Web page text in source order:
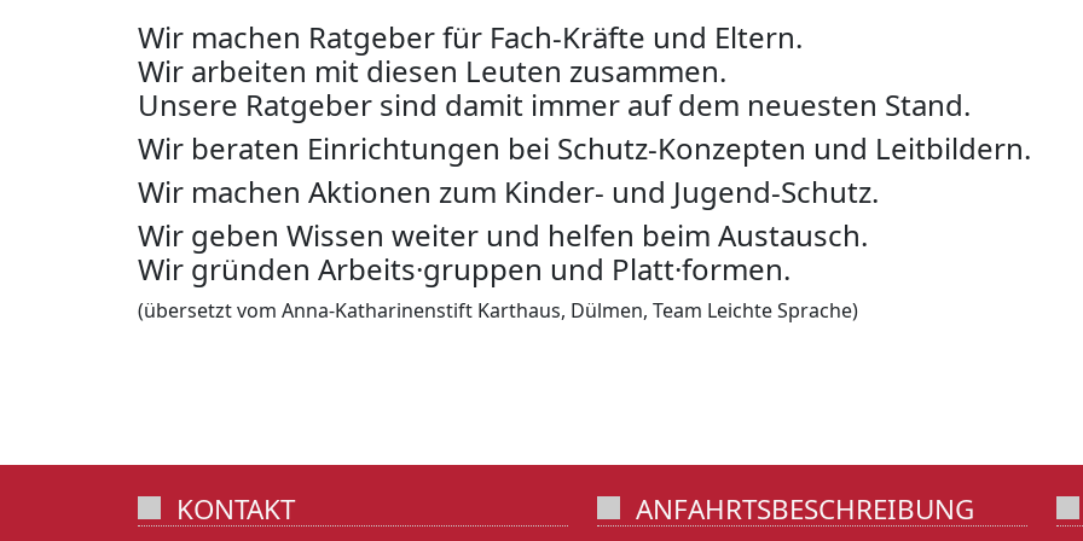
Wir machen Ratgeber für Fach-Kräfte und Eltern.
Wir arbeiten mit diesen Leuten zusammen.
Unsere Ratgeber sind damit immer auf dem neuesten Stand.
Wir beraten Einrichtungen bei Schutz-Konzepten und Leitbildern.
Wir machen Aktionen zum Kinder- und Jugend-Schutz.
Wir geben Wissen weiter und helfen beim Austausch.
Wir gründen Arbeits·gruppen und Platt·formen.
(übersetzt vom Anna-Katharinenstift Karthaus, Dülmen, Team Leichte Sprache)
KONTAKT ANFAHRTSBESCHREIBUNG